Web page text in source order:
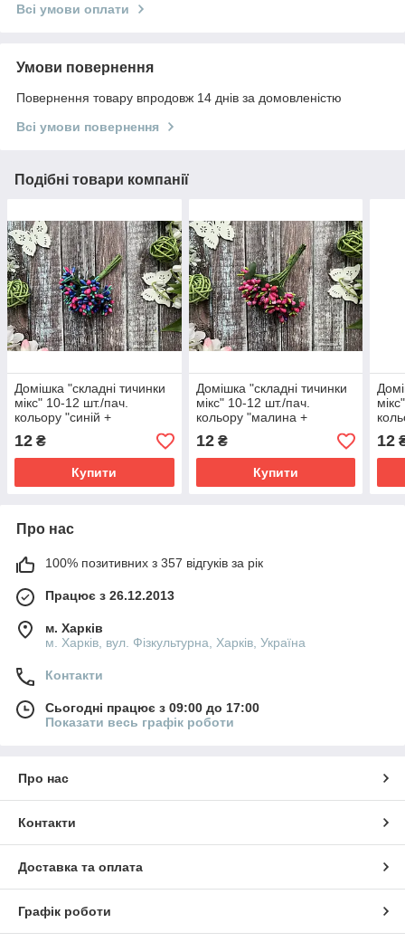
Всі умови оплати
Умови повернення
Повернення товару впродовж 14 днів за домовленістю
Всі умови повернення
Подібні товари компанії
Домішка "складні тичинки
мікс" 10-12 шт./пач.
кольору "синій +
малиновий + темна м'ята"
12 ₴
Купити
Домішка "складні тичинки
мікс" 10-12 шт./пач.
кольору "малина +
зелений + фіолетовий"
12₴
Купити
+
12
Про нас
100% позитивних з 357 відгуків за рік
Працює з 26.12.2013
м. Харків
м. Харків, вул. Фізкультурна, Харків, Україна
Контакти
Сьогодні працює з 09:00 до 17:00
Показати весь графік роботи
Про нас
Контакти
Доставка та оплата
Графік роботи